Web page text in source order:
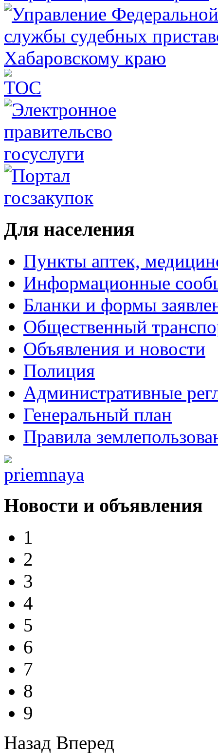
Для населения
Пункты аптек,
Информационные
Бланки и формы
Общественный
Объявления и новости
Полиция
Административные
Генеральный план
Правила
Новости и объявления
1
2
3
4
5
6
7
8
9
Назад Вперед